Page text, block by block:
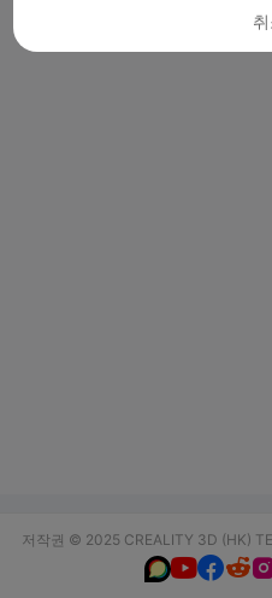
저작권 © 2025 CREALITY 3D (HK)
